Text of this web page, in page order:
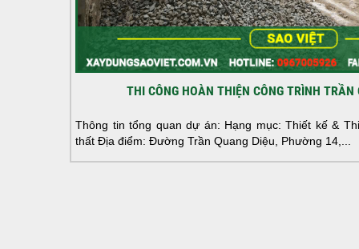
THI CÔNG HOÀN THIỆN CÔNG TRÌNH TRẦN
Thông tin tổng quan dự án: Hạng mục: Thiết kế &
thất Địa điểm: Đường Trần Quang Diệu, Phường 14,...